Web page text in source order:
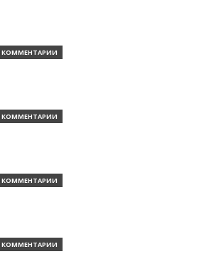
КОММЕНТАРИИ
КОММЕНТАРИИ
КОММЕНТАРИИ
КОММЕНТАРИИ